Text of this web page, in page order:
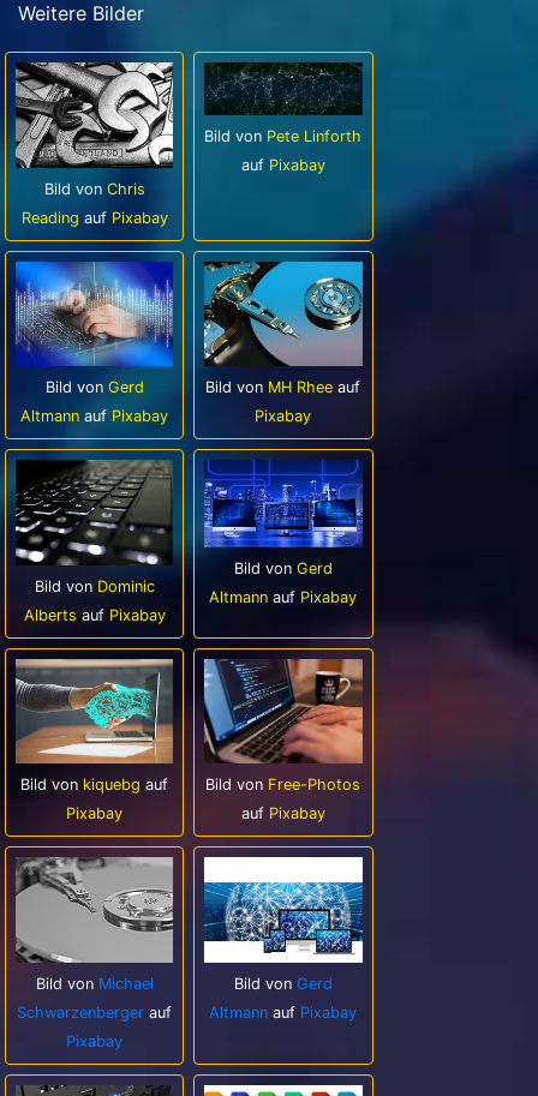
Weitere Bilder
Bild von Chris
Reading auf Pixabay
Bild von Pete Linforth
auf Pixabay
Bild von Gerd
Altmann auf Pixabay
Bild von MH Rhee auf
Pixabay
Bild von Dominic
Alberts auf Pixabay
Bild von Gerd
Altmann auf Pixabay
Bild von kiquebg auf
Pixabay
Bild von Free-Photos
auf Pixabay
Bild von Michael
Schwarzenberger auf
Pixabay
Bild von Gerd
Altmann auf Pixabay